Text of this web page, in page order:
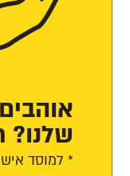
שלנו?
* למוסד